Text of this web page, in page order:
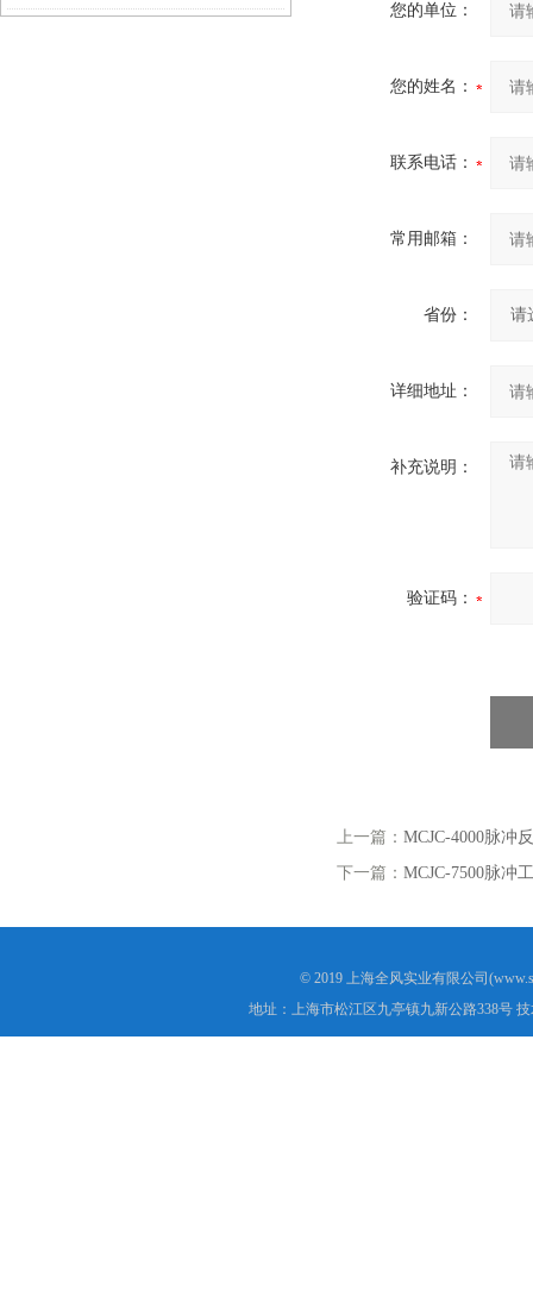
您的单位：
您的姓名：
联系电话：
常用邮箱：
省份：
详细地址：
补充说明：
验证码：
上一篇： MCJC-4000脉冲
下一篇： MCJC-7500脉冲
© 2019 上海全风实业有限公司
地址：上海市松江区九亭镇九新公路338号